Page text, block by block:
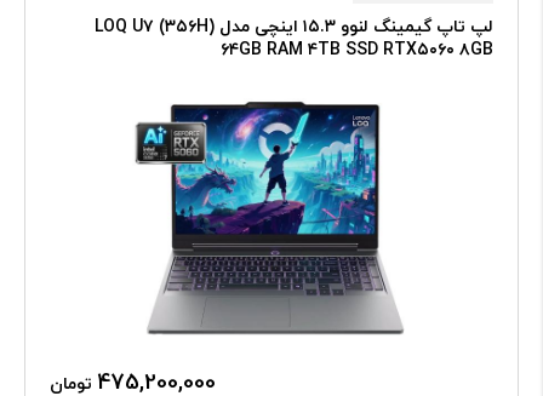
لپ تاپ گیمینگ لنوو ۱۵.۳ اینچی مدل LOQ U۷ (۳۵۶H)
۶۴GB RAM ۴TB SSD RTX۵۰۶۰ ۸GB
475,200,000 تومان